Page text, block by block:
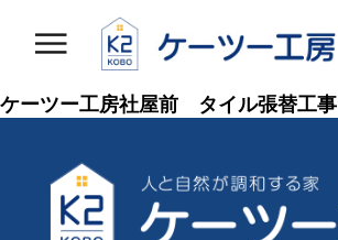
ケーツー工房社屋前 タイル張替工事